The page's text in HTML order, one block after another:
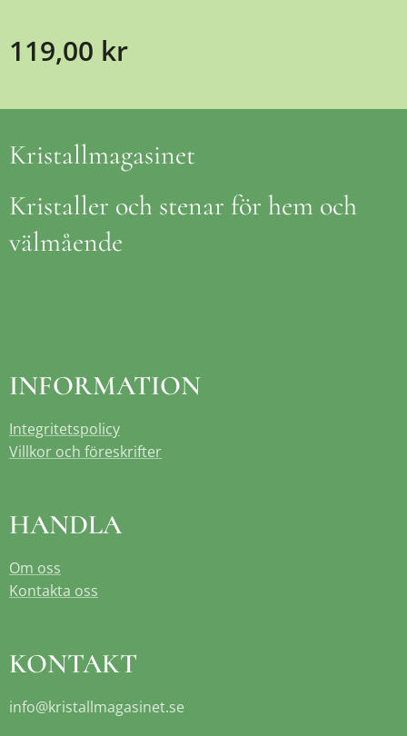
119,00 kr
Kristallmagasinet
Kristaller och stenar för hem och
välmående
INFORMATION
Integritetspolicy
Villkor och föreskrifter
HANDLA
Om oss
Kontakta oss
KONTAKT
info@kristallmagasinet.se